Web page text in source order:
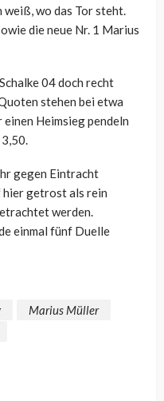
wo das Tor steht.
die neue Nr. 1 Marius
04 doch recht
stehen bei etwa
Heimsieg pendeln
gegen Eintracht
hier getrost als rein
werden.
einmal fünf Duelle
Marius Müller